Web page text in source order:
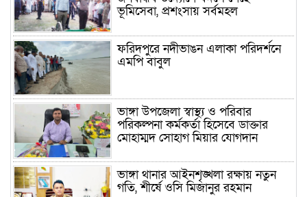
ভূমিসেবা, প্রশংসায় সর্বমহল
ফরিদপুরে নদীভাঙন এলাকা পরিদর্শনে
এমপি বাবুল
ভাঙ্গা উপজেলা স্বাস্থ্য ও পরিবার
পরিকল্পনা কর্মকর্তা হিসেবে ডাক্তার
মোহাম্মদ সোহাগ মিয়ার যোগদান
ভাঙ্গা থানার আইনশৃঙ্খলা রক্ষায় নতুন
গতি, শীর্ষে ওসি মিজানুর রহমান